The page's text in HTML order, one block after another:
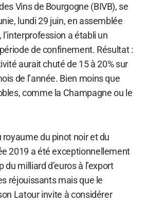
Vins de Bourgogne (BIVB), se
lundi 29 juin, en assemblée
a établi un
de confinement. Résultat :
aurait chuté de 15 à 20% sur
de l’année. Bien moins que
comme la Champagne ou le
royaume du pinot noir et du
2019 a été exceptionnellement
du milliard d’euros à l’export
réjouissants mais que le
Latour invite à considérer